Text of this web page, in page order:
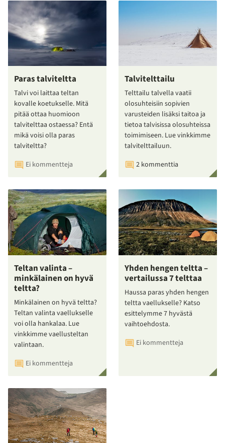
Paras talviteltta
Talvi voi laittaa teltan
kovalle koetukselle. Mitä
pitää ottaa huomioon
talvitelttaa ostaessa? Entä
mikä voisi olla paras
talviteltta?
Ei kommentteja
Talvitelttailu
Telttailu talvella vaatii
olosuhteisiin sopivien
varusteiden lisäksi taitoa ja
tietoa talvisissa olosuhteissa
toimimiseen. Lue vinkkimme
talvitelttailuun.
2 kommenttia
Teltan valinta –
minkälainen on hyvä
teltta?
Minkälainen on hyvä teltta?
Teltan valinta vaellukselle
voi olla hankalaa. Lue
vinkkimme vaellusteltan
valintaan.
Ei kommentteja
Yhden hengen teltta –
vertailussa 7 telttaa
Haussa paras yhden hengen
teltta vaellukselle? Katso
esittelymme 7 hyvästä
vaihtoehdosta.
Ei kommentteja